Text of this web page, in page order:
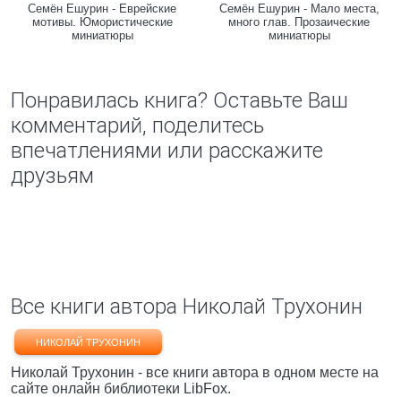
Семён Ешурин - Еврейские
мотивы. Юмористические
миниатюры
Семён Ешурин - Мало места,
много глав. Прозаические
миниатюры
Понравилась книга? Оставьте Ваш
комментарий, поделитесь
впечатлениями или расскажите
друзьям
Все книги автора Николай Трухонин
НИКОЛАЙ ТРУХОНИН
Николай Трухонин - все книги автора в одном месте на
сайте онлайн библиотеки LibFox.